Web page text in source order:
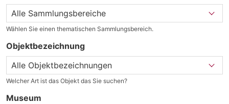
Wählen Sie einen thematischen Sammlungsbereich.
Objektbezeichnung
Welcher Art ist das Objekt das Sie suchen?
Museum